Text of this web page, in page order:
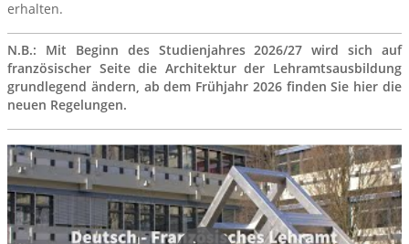
erhalten.
N.B.: Mit Beginn des Studienjahres 2026/27 wird sich auf
französischer Seite die Architektur der Lehramtsausbildung
grundlegend ändern, ab dem Frühjahr 2026 finden Sie hier die
neuen Regelungen.